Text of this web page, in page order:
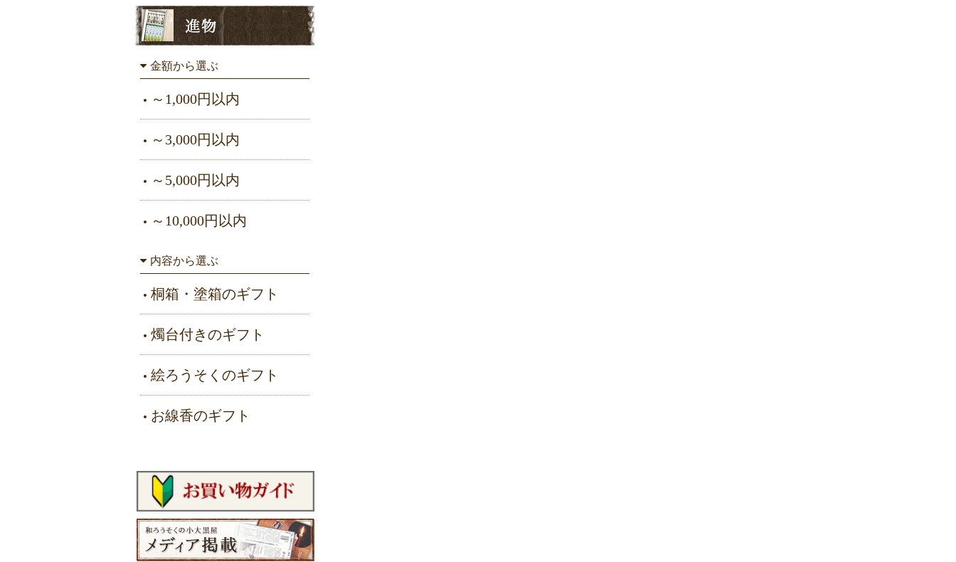
金額から選ぶ
～1,000円以内
～3,000円以内
～5,000円以内
～10,000円以内
内容から選ぶ
桐箱・塗箱のギフト
燭台付きのギフト
絵ろうそくのギフト
お線香のギフト